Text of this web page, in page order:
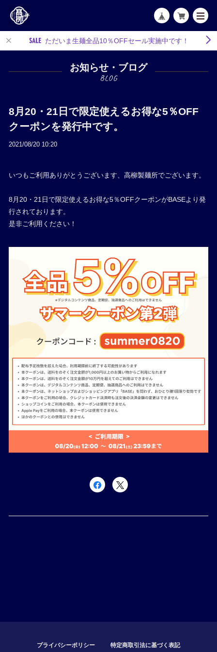
ただいま生麺全品10％OFFセール実施中です！
お知らせ・ブログ
8月20・21日で限定使えるお得な5％OFF
クーポンを発行中です。
2021/08/20 10:20
いつもご利用ありがとうございます、高柳製麺所でございます。
8月20・21日で限定使えるお得な5％OFFクーポンがBASEより発
行されております。
是非ご利用ください！
プライバシーポリシー 特定商取引法に基づく表記